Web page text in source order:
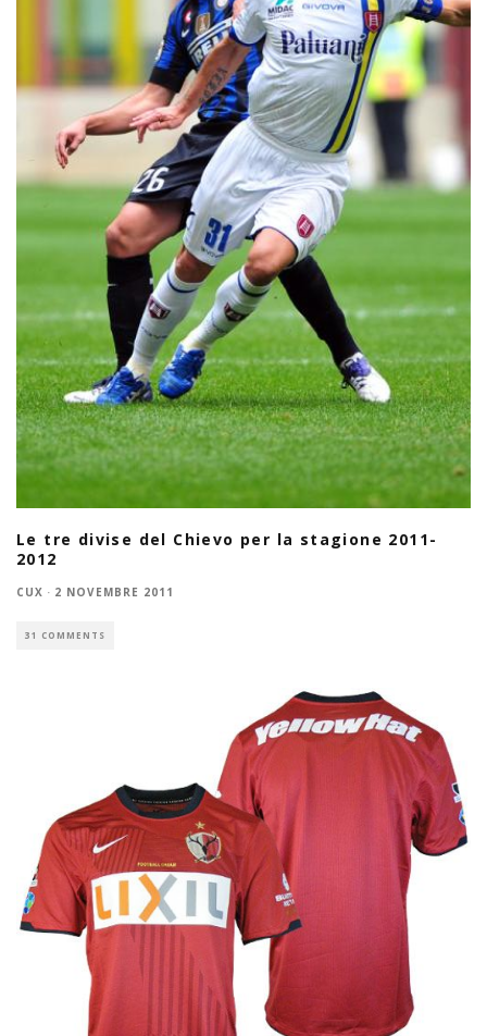
Le tre divise del Chievo per la stagione 2011-
2012
CUX · 2 NOVEMBRE 2011
31 COMMENTS